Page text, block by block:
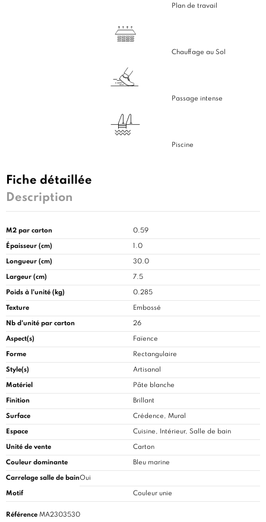
Plan de travail
Chauffage au Sol
Passage intense
Piscine
Fiche détaillée
Description
M2 par carton 0.59
Épaisseur (cm) 1.0
Longueur (cm) 30.0
Largeur (cm) 7.5
Poids à l'unité (kg) 0.285
Texture Embossé
Nb d'unité par carton 26
Aspect(s) Faïence
Forme Rectangulaire
Style(s) Artisanal
Matériel Pâte blanche
Finition Brillant
Surface Crédence, Mural
Espace Cuisine, Intérieur, Salle de bain
Unité de vente Carton
Couleur dominante Bleu marine
Carrelage salle de bainOui
Motif Couleur unie
Référence MA2303530